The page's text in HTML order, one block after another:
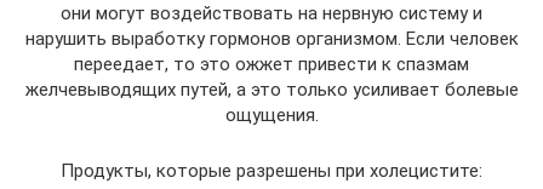
они могут воздействовать на нервную систему и
нарушить выработку гормонов организмом. Если человек
переедает, то это ожжет привести к спазмам
желчевыводящих путей, а это только усиливает болевые
ощущения.
Продукты, которые разрешены при холецистите: